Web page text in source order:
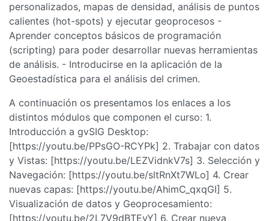
personalizados, mapas de densidad, análisis de puntos
calientes (hot-spots) y ejecutar geoprocesos -
Aprender conceptos básicos de programación
(scripting) para poder desarrollar nuevas herramientas
de análisis. - Introducirse en la aplicación de la
Geoestadística para el análisis del crimen.
A continuación os presentamos los enlaces a los
distintos módulos que componen el curso: 1.
Introducción a gvSIG Desktop:
[https://youtu.be/PPsGO-RCYPk] 2. Trabajar con datos
y Vistas: [https://youtu.be/LEZVidnkV7s] 3. Selección y
Navegación: [https://youtu.be/sltRnXt7WLo] 4. Crear
nuevas capas: [https://youtu.be/AhimC_qxqGI] 5.
Visualización de datos y Geoprocesamiento:
[https://youtu.be/2L7V9dBTEyY] 6. Crear nueva